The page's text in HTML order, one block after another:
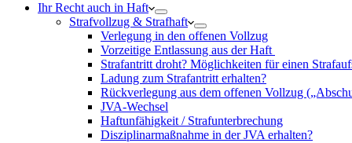
Ihr Recht auch in Haft
Strafvollzug & Strafhaft
Verlegung in den offenen Vollzug
Vorzeitige Entlassung aus der Haft
Strafantritt droht? Möglichkeiten für einen
Ladung zum Strafantritt erhalten?
Rückverlegung aus dem offenen Vollzug
JVA-Wechsel
Haftunfähigkeit / Strafunterbrechung
Disziplinarmaßnahme in der JVA erhalten?